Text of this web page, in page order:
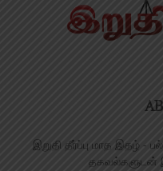
இறுதி தீர்ப்பு மாத இதழ் -
தகவல்களுடன்